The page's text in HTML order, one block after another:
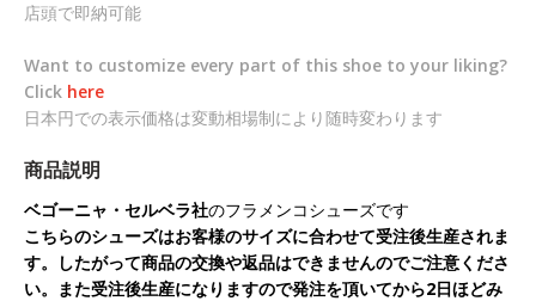
店頭で即納可能
Want to customize every part of this shoe to your liking?
Click here
日本円での表示価格は変動相場制により随時変わります
商品説明
ベゴーニャ・セルベラ社のフラメンコシューズです
こちらのシューズはお客様のサイズに合わせて受注後生産されま
す。したがって商品の交換や返品はできませんのでご注意くださ
い。また受注後生産になりますので発注を頂いてから2日ほどみ